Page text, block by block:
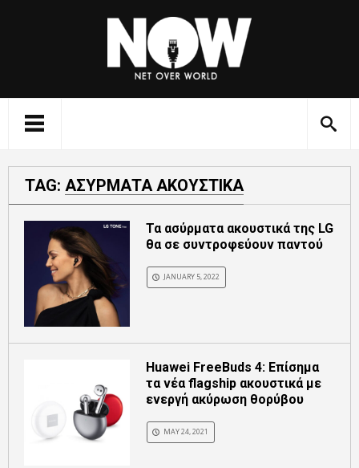
TAG: ΑΣΥΡΜΑΤΑ ΑΚΟΥΣΤΙΚΑ
Τα ασύρματα ακουστικά της LG
θα σε συντροφεύουν παντού
JANUARY 5, 2022
Huawei FreeBuds 4: Επίσημα
τα νέα flagship ακουστικά με
ενεργή ακύρωση θορύβου
MAY 24, 2021